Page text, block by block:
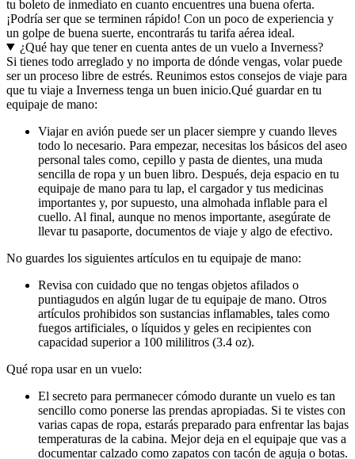
tu boleto de inmediato en cuanto encuentres una buena oferta.
¡Podría ser que se terminen rápido! Con un poco de experiencia y
un golpe de buena suerte, encontrarás tu tarifa aérea ideal.
¿Qué hay que tener en cuenta antes de un vuelo a Inverness?
Si tienes todo arreglado y no importa de dónde vengas, volar puede
ser un proceso libre de estrés. Reunimos estos consejos de viaje para
que tu viaje a Inverness tenga un buen inicio.Qué guardar en tu
equipaje de mano:
Viajar en avión puede ser un placer siempre y cuando lleves
todo lo necesario. Para empezar, necesitas los básicos del aseo
personal tales como, cepillo y pasta de dientes, una muda
sencilla de ropa y un buen libro. Después, deja espacio en tu
equipaje de mano para tu lap, el cargador y tus medicinas
importantes y, por supuesto, una almohada inflable para el
cuello. Al final, aunque no menos importante, asegúrate de
llevar tu pasaporte, documentos de viaje y algo de efectivo.
No guardes los siguientes artículos en tu equipaje de mano:
Revisa con cuidado que no tengas objetos afilados o
puntiagudos en algún lugar de tu equipaje de mano. Otros
artículos prohibidos son sustancias inflamables, tales como
fuegos artificiales, o líquidos y geles en recipientes con
capacidad superior a 100 mililitros (3.4 oz).
Qué ropa usar en un vuelo:
El secreto para permanecer cómodo durante un vuelo es tan
sencillo como ponerse las prendas apropiadas. Si te vistes con
varias capas de ropa, estarás preparado para enfrentar las bajas
temperaturas de la cabina. Mejor deja en el equipaje que vas a
documentar calzado como zapatos con tacón de aguja o botas.